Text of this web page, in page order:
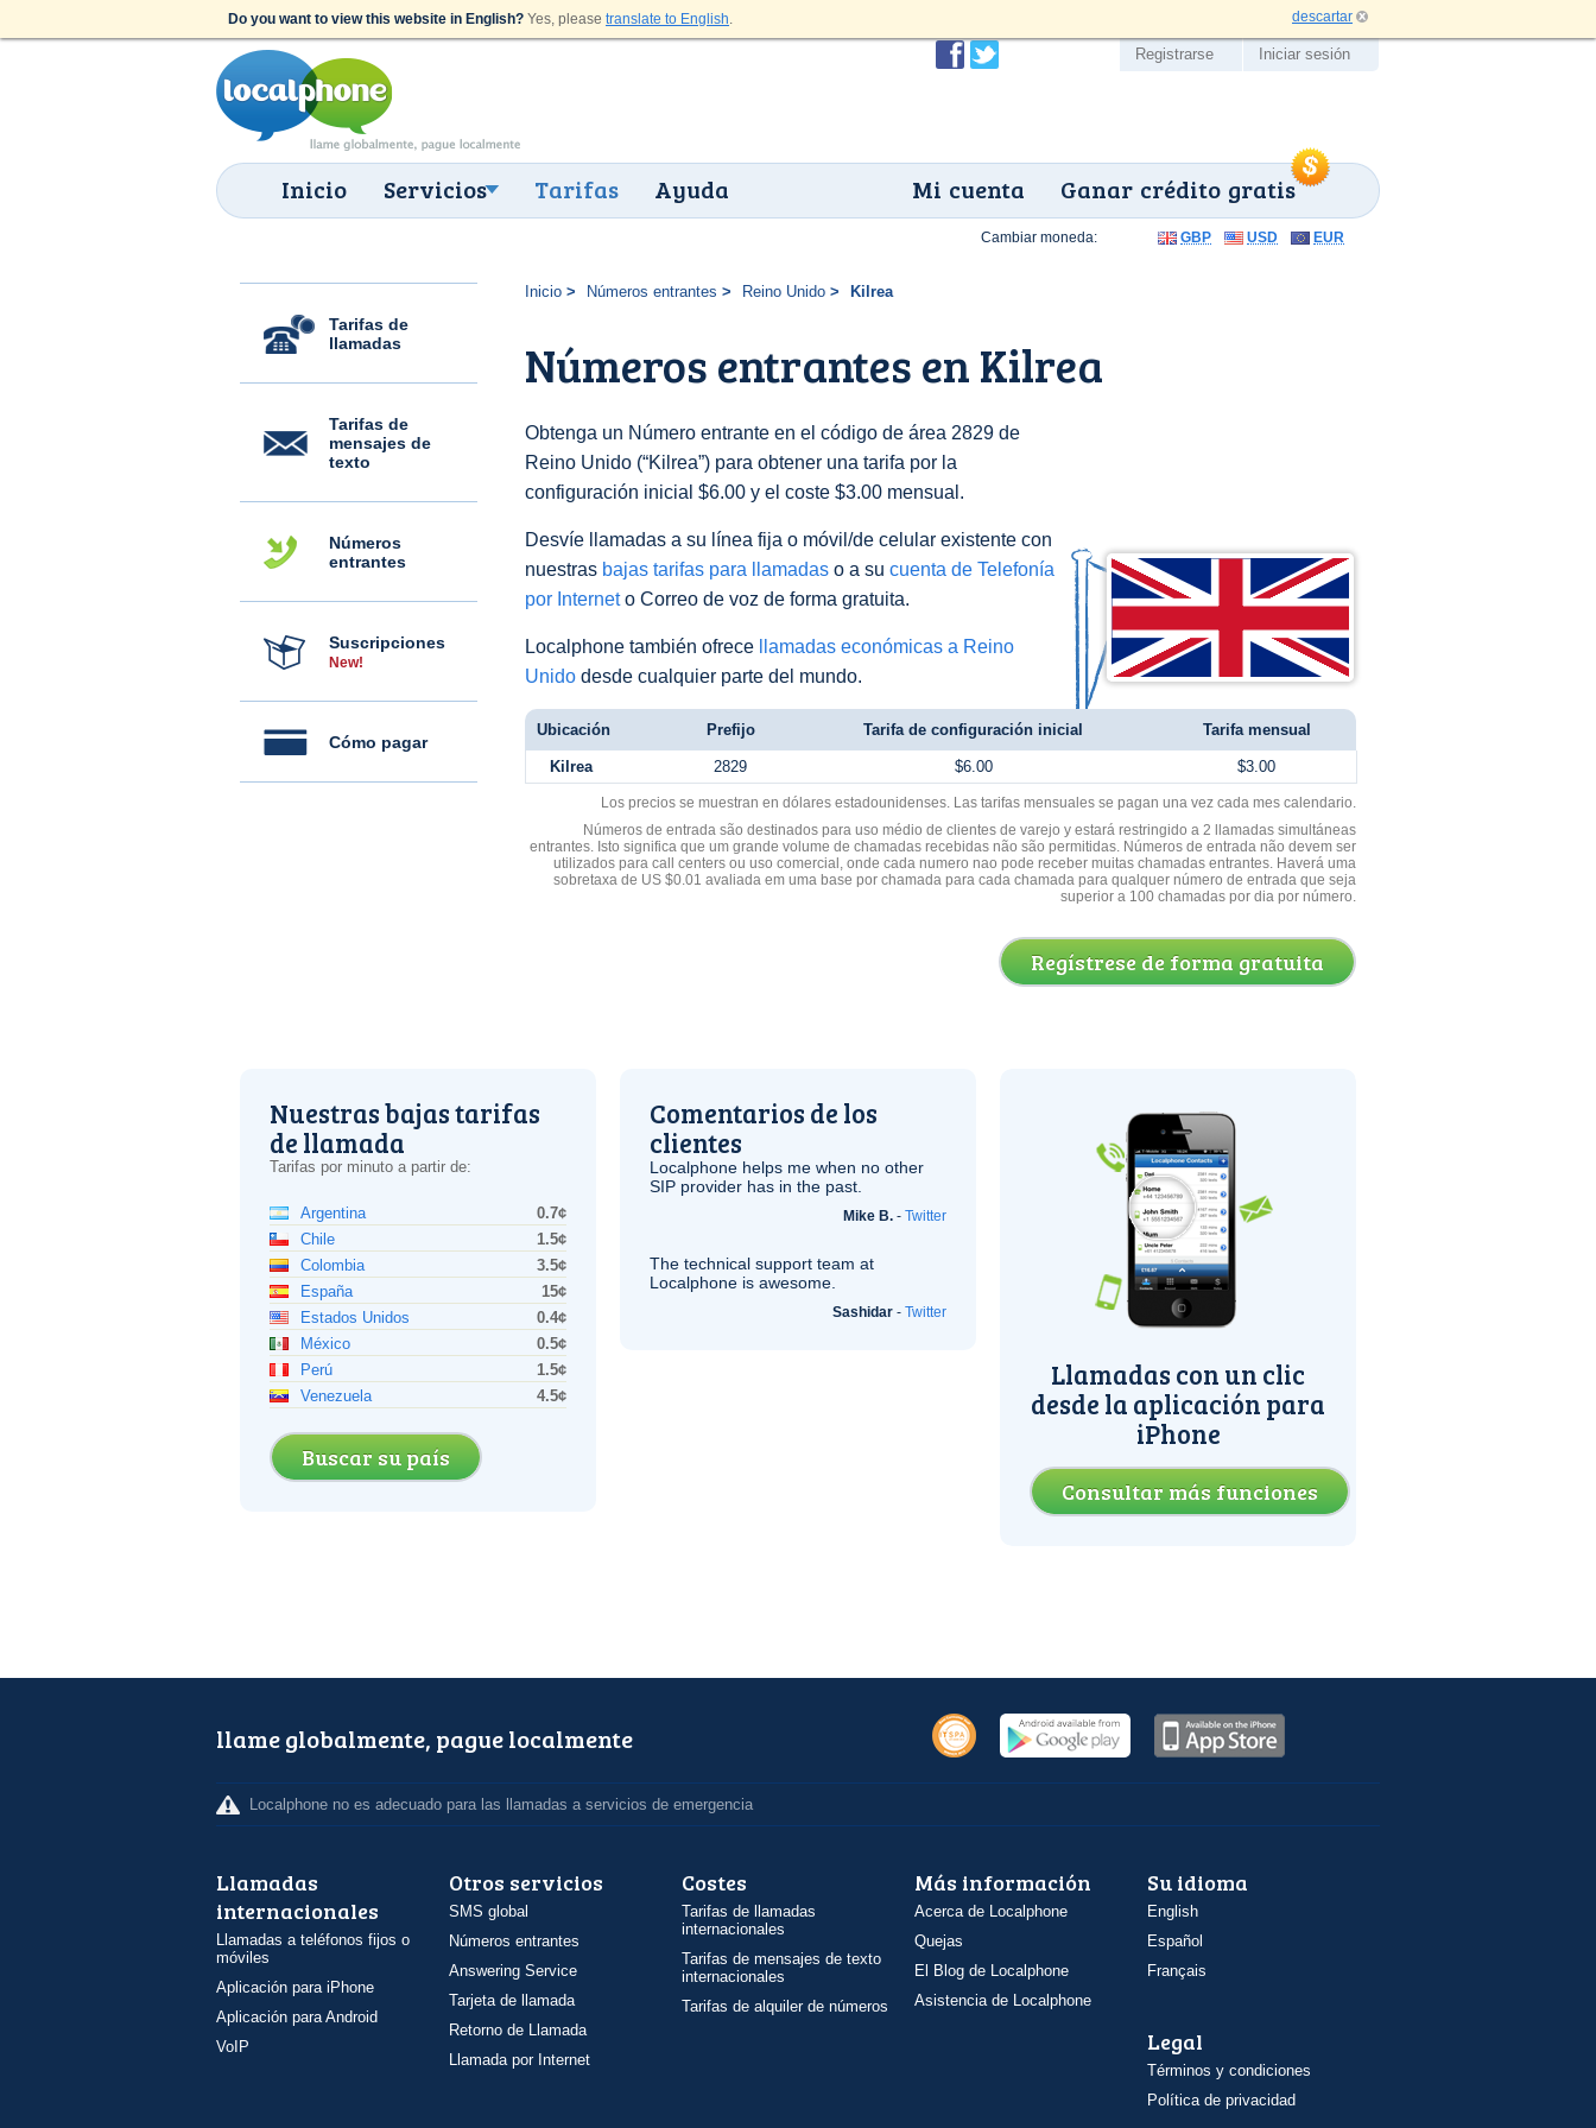
Do you want to view this website in English? Yes, please translate to English. descartar
Inicio Servicios Tarifas Ayuda Ganar crédito gratis
Mi cuenta
Registrarse Iniciar sesión
Tarifas de
llamadas
Tarifas de
mensajes de
texto
Números
entrantes
Suscripciones
New!
Cómo pagar
Inicio Números entrantes Reino Unido Kilrea
Números entrantes en Kilrea
Obtenga un Número entrante en el código de área 2829 de
Reino Unido (“Kilrea”) para obtener una tarifa por la
configuración inicial $6.00 y el coste $3.00 mensual.
Desvíe llamadas a su línea fija o móvil/de celular existente con
nuestras bajas tarifas para llamadas o a su cuenta de Telefonía
por Interneto Correo de voz de forma gratuita.
Localphone también ofrece
llamadas económicas a Reino
Unido desde cualquier parte del mundo.
Cambiar moneda: GBP USD EUR
Ubicación Prefijo Tarifa de configuración inicial Tarifa mensual
Kilrea 2829 $6.00 $3.00
Los precios se muestran en dólares estadounidenses. Las tarifas mensuales se pagan una vez cada mes calendario.
Números de entrada são destinados para uso médio de clientes de varejo y estará restringido a 2 llamadas simultáneas
entrantes. Isto significa que um grande volume de chamadas recebidas não são permitidas. Números de entrada não devem ser
utilizados para call centers ou uso comercial, onde cada numero nao pode receber muitas chamadas entrantes. Haverá uma
sobretaxa de US $0.01 avaliada em uma base por chamada para cada chamada para qualquer número de entrada que seja
superior a 100 chamadas por dia por número.
Regístrese de forma gratuita
Nuestras bajas tarifas
de llamada
Tarifas por minuto a partir de:
Argentina
0.7¢
Chile
1.5¢
Colombia
3.5¢
España
15¢
Estados Unidos
0.4¢
México
0.5¢
Perú
1.5¢
Venezuela
4.5¢
Buscar su país
Comentarios de los
clientes
Localphone helps me when no other
SIP provider has in the past.
Mike B. - Twitter
The technical support team at
Localphone is awesome.
Sashidar - Twitter
Llamadas con un clic
desde la aplicación para
iPhone
Consultar más funciones
llame globalmente, pague localmente
Localphone no es adecuado para las llamadas a servicios de emergencia
Llamadas
internacionales
Llamadas a teléfonos fijos o
móviles
Aplicación para iPhone
Aplicación para Android
VoIP
Otros servicios
SMS global
Números entrantes
Answering Service
Tarjeta de llamada
Retorno de Llamada
Llamada por Internet
Costes
Tarifas de llamadas
internacionales
Tarifas de mensajes de texto
internacionales
Tarifas de alquiler de números
Más información
Acerca de Localphone
Quejas
El Blog de Localphone
Asistencia de Localphone
Su idioma
English
Español
Français
Legal
Términos y condiciones
Política de privacidad